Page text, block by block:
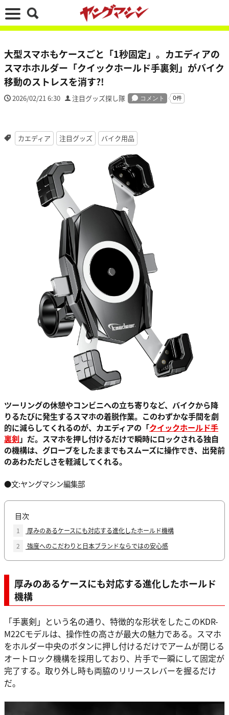
大型スマホもケースごと「1秒固定」。カエディアの
スマホホルダー「クイックホールド手裏剣」がバイク
移動のストレスを消す?!
2026/02/21 6:30 注目グッズ探し隊
カエディア 注目グッズ バイク用品
ツーリングの休憩やコンビニへの立ち寄りなど、バイクから降
りるたびに発生するスマホの着脱作業。このわずかな手間を劇
的に減らしてくれるのが、カエディアの「クイックホールド手
裏剣」だ。スマホを押し付けるだけで瞬時にロックされる独自
の機構は、グローブをしたままでもスムーズに操作でき、出発前
のあわただしさを軽減してくれる。
●文:ヤングマシン編集部
目次
1
厚みのあるケースにも対応する進化したホールド機構
2
強度へのこだわりと日本ブランドならではの安心感
厚みのあるケースにも対応する進化したホールド
機構
「手裏剣」という名の通り、特徴的な形状をしたこのKDR-
M22Cモデルは、操作性の高さが最大の魅力である。スマホ
をホルダー中央のボタンに押し付けるだけでアームが閉じる
オートロック機構を採用しており、片手で一瞬にして固定が
完了する。取り外し時も両脇のリリースレバーを握るだけ
だ。